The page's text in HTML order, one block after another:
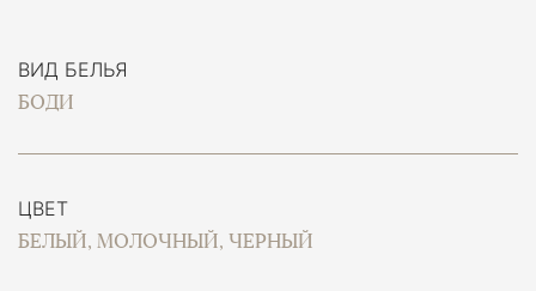
ВИД БЕЛЬЯ
БОДИ
ЦВЕТ
БЕЛЫЙ, МОЛОЧНЫЙ, ЧЕРНЫЙ